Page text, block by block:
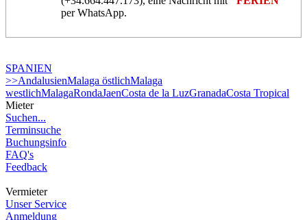
per WhatsApp.
SPANIEN
>>AndalusienMalaga östlichMalaga
westlichMalagaRondaJaenCosta de la LuzGranadaCosta Tropical
Mieter
Suchen...
Terminsuche
Buchungsinfo
FAQ's
Feedback
Vermieter
Unser Service
Anmeldung